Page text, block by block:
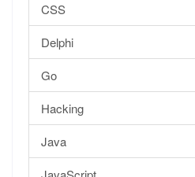
CSS
Delphi
Go
Hacking
Java